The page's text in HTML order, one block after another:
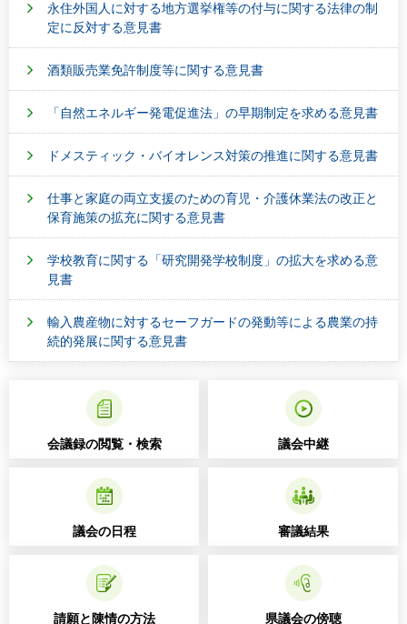
永住外国人に対する地方選挙権等の付与に関する法律の制
定に反対する意見書
酒類販売業免許制度等に関する意見書
「自然エネルギー発電促進法」の早期制定を求める意見書
ドメスティック・バイオレンス対策の推進に関する意見書
仕事と家庭の両立支援のための育児・介護休業法の改正と
保育施策の拡充に関する意見書
学校教育に関する「研究開発学校制度」の拡大を求める意
見書
輸入農産物に対するセーフガードの発動等による農業の持
続的発展に関する意見書
会議録の閲覧・検索 議会中継
議会の日程 審議結果
請願と陳情の方法 県議会の傍聴